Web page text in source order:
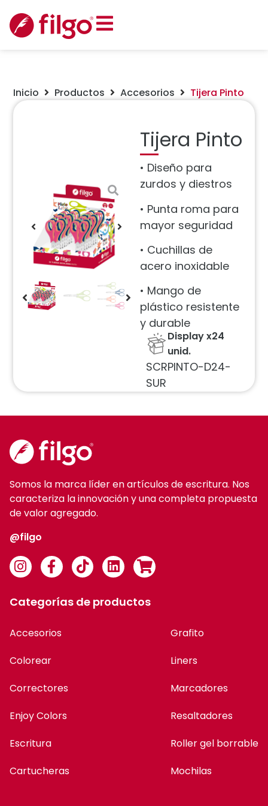
Inicio Productos Accesorios Tijera Pinto
Tijera Pinto
• Diseño para
zurdos y diestros
• Punta roma para
mayor seguridad
• Cuchillas de
acero inoxidable
• Mango de
plástico resistente
y durable
Display x24
unid.
SCRPINTO-D24-
SUR
Somos la marca líder en artículos de escritura. Nos
caracteriza la innovación y una completa propuesta
de valor agregado.
@filgo
Categorías de productos
Accesorios
Colorear
Correctores
Enjoy Colors
Escritura
Cartucheras
Grafito
Liners
Marcadores
Resaltadores
Roller gel borrable
Mochilas